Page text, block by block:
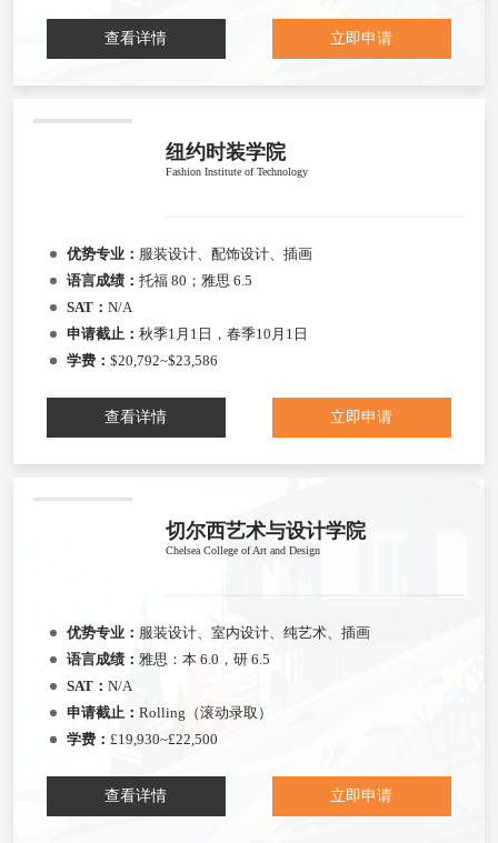
查看详情 立即申请
纽约时装学院
Fashion Institute of Technology
优势专业： 服装设计、配饰设计、插画
语言成绩： 托福 80；雅思 6.5
SAT： N/A
申请截止： 秋季1月1日，春季10月1日
学费： $20,792~$23,586
查看详情 立即申请
切尔西艺术与设计学院
Chelsea College of Art and Design
优势专业： 服装设计、室内设计、纯艺术、插画
语言成绩： 雅思：本 6.0，研 6.5
SAT： N/A
申请截止： Rolling（滚动录取）
学费： £19,930~£22,500
查看详情 立即申请